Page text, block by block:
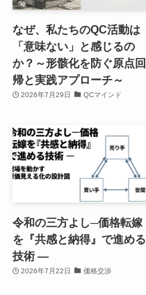
なぜ、私たちのQC活動は
「意味ない」と感じるの
か？～形骸化を防ぐ原点回
帰と実践アプローチ～
2026年7月29日 QCマインド
令和の三方よし─価格転嫁
を『共感と納得』で進める
技術 ―
2026年7月22日 価格交渉